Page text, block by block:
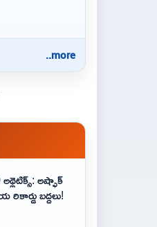
..more
అష్ఫాక్
బద్దలు!